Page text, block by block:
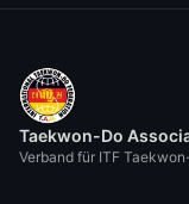
Taekwon-Do
Verband für ITF